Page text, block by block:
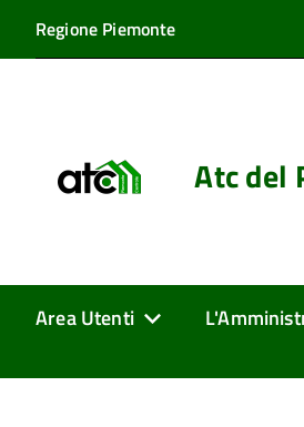
Regione Piemonte
Atc del
Area Utenti